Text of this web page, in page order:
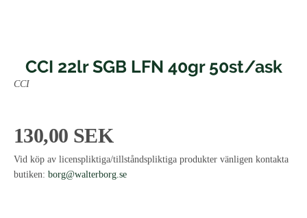
CCI 22lr SGB LFN 40gr 50st/ask
CCI
130,00 SEK
Vid köp av licenspliktiga/tillståndspliktiga produkter vänligen kontakta
butiken: borg@walterborg.se